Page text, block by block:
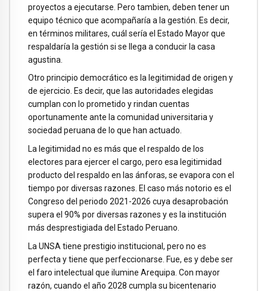
proyectos a ejecutarse. Pero tambien, deben tener un
equipo técnico que acompañaría a la gestión. Es decir,
en términos militares, cuál sería el Estado Mayor que
respaldaría la gestión si se llega a conducir la casa
agustina.
Otro principio democrático es la legitimidad de origen y
de ejercicio. Es decir, que las autoridades elegidas
cumplan con lo prometido y rindan cuentas
oportunamente ante la comunidad universitaria y
sociedad peruana de lo que han actuado.
La legitimidad no es más que el respaldo de los
electores para ejercer el cargo, pero esa legitimidad
producto del respaldo en las ánforas, se evapora con el
tiempo por diversas razones. El caso más notorio es el
Congreso del periodo 2021-2026 cuya desaprobación
supera el 90% por diversas razones y es la institución
más desprestigiada del Estado Peruano.
La UNSA tiene prestigio institucional, pero no es
perfecta y tiene que perfeccionarse. Fue, es y debe ser
el faro intelectual que ilumine Arequipa. Con mayor
razón, cuando el año 2028 cumpla su bicentenario